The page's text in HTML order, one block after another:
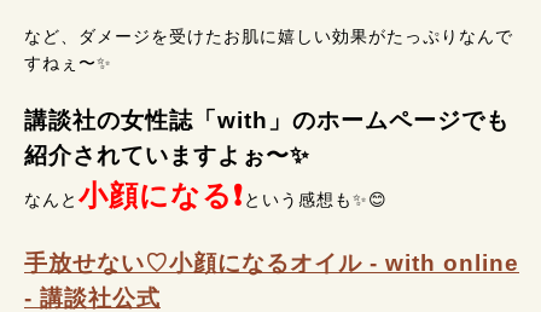
など、ダメージを受けたお肌に嬉しい効果がたっぷりなんで
すねぇ〜✨
講談社の女性誌「with」のホームページでも
紹介されていますよぉ〜✨
なんと 小顔になる❗という感想も✨😊
手放せない♡小顔になるオイル - with online
- 講談社公式